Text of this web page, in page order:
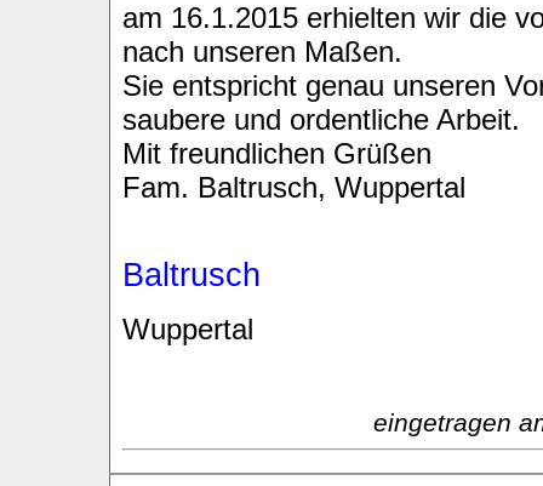
am 16.1.2015 erhielten wir die
nach unseren Maßen.
Sie entspricht genau unseren
saubere und ordentliche Arbeit.
Mit freundlichen Grüßen
Fam. Baltrusch, Wuppertal
Baltrusch
Wuppertal
eingetragen